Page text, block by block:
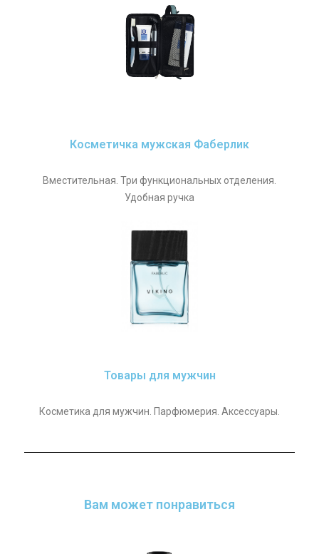
Косметичка мужская Фаберлик
Вместительная. Три функциональных отделения.
Удобная ручка
Товары для мужчин
Косметика для мужчин. Парфюмерия. Аксессуары.
Вам может понравиться